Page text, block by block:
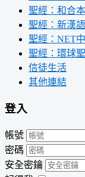
聖經：和合
聖經：新漢
聖經：NET
聖經：環球
信徒生活
其他連結
登入
帳號
密碼
安全密鑰